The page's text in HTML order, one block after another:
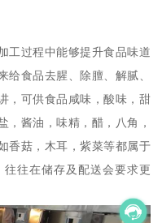
工过程中能够提升食品味道
给食品去腥、除膻、解腻、
，可供食品咸味，酸味，甜
，酱油，味精，醋，八角，
香菇，木耳，紫菜等都属于
往在储存及配送会要求更